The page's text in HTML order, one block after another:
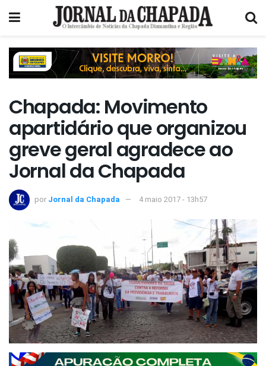
Chapada: Movimento
apartidário que organizou
greve geral agradece ao
Jornal da Chapada
por Jornal da Chapada 4 maio 2017 - 13h57